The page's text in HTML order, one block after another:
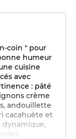
coin " pour
humeur
cuisine
avec
: pâté
crème
andouillette
cacahuète et
dynamique,